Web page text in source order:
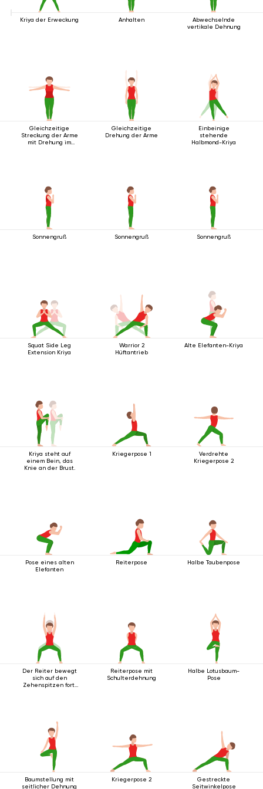
Kriya der Erweckung Anhalten
Abwechselnde
vertikale Dehnung
Gleichzeitige
Streckung der Arme
mit Drehung im
Gleichzeitige
Drehung der Arme
Einbeinige
stehende
Halbmond-Kriya
Sonnengruß Sonnengruß Sonnengruß
Squat Side Leg
Extension Kriya
Warrior 2
Hüftantrieb
Alte Elefanten-Kriya
Kriya steht auf
einem Bein, das
Knie an der Brust.
Kriegerpose 1
Verdrehte
Kriegerpose 2
Pose eines alten
Elefanten
Reiterpose Halbe Taubenpose
Der Reiter bewegt
sich auf den
Zehenspitzen fort,
Reiterpose mit
Schulterdehnung
Halbe Lotusbaum-
Pose
Baumstellung mit
seitlicher Dehnung
Kriegerpose 2
Gestreckte
Seitwinkelpose